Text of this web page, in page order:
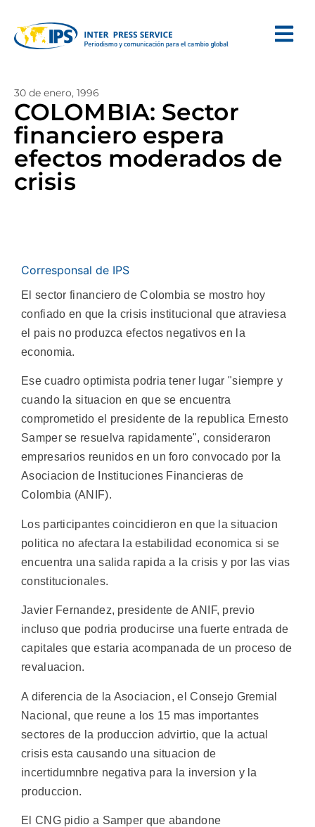
30 de enero, 1996
COLOMBIA: Sector
financiero espera
efectos moderados de
crisis
Corresponsal de IPS
El sector financiero de Colombia se mostro hoy
confiado en que la crisis institucional que atraviesa
el pais no produzca efectos negativos en la
economia.
Ese cuadro optimista podria tener lugar "siempre y
cuando la situacion en que se encuentra
comprometido el presidente de la republica Ernesto
Samper se resuelva rapidamente", consideraron
empresarios reunidos en un foro convocado por la
Asociacion de Instituciones Financieras de
Colombia (ANIF).
Los participantes coincidieron en que la situacion
politica no afectara la estabilidad economica si se
encuentra una salida rapida a la crisis y por las vias
constitucionales.
Javier Fernandez, presidente de ANIF, previo
incluso que podria producirse una fuerte entrada de
capitales que estaria acompanada de un proceso de
revaluacion.
A diferencia de la Asociacion, el Consejo Gremial
Nacional, que reune a los 15 mas importantes
sectores de la produccion advirtio, que la actual
crisis esta causando una situacion de
incertidumnbre negativa para la inversion y la
produccion.
El CNG pidio a Samper que abandone